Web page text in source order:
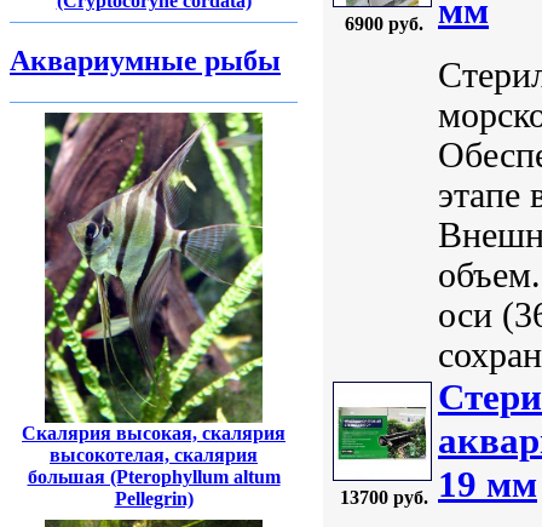
Аквариумные рыбы
Скалярия высокая, скалярия
высокотелая, скалярия
большая (Pterophyllum altum
Pellegrin)
6900 руб.
мм
этапе
оси
13700 руб.
19 мм